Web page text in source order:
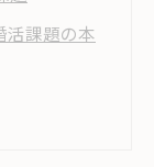
活課題の本
の課題と